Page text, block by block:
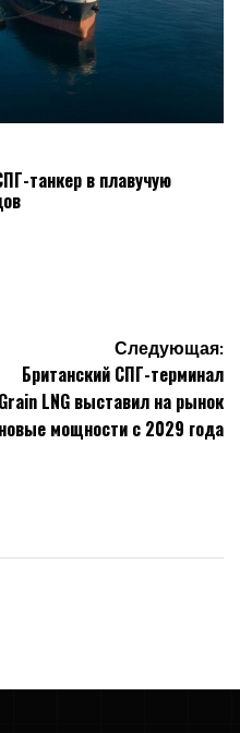
танкер в плавучую
Следующая:
Британский СПГ-терминал
Grain LNG выставил на рынок
новые мощности с 2029 года